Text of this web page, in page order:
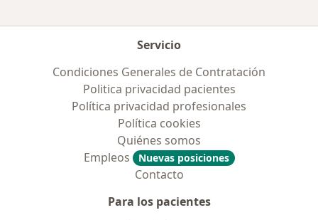
Servicio
Condiciones Generales de Contratación
Politica privacidad pacientes
Política privacidad profesionales
Política cookies
Quiénes somos
Empleos
Nuevas posiciones
Contacto
Para los pacientes